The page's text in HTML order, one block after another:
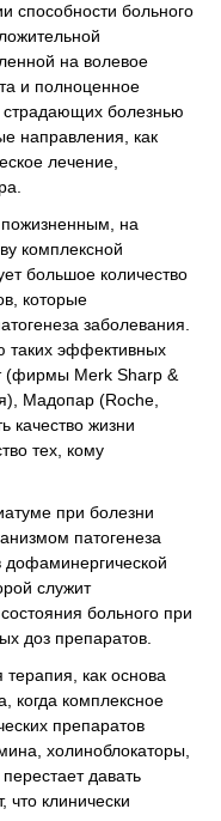
способности больного
на волевое
и полноценное
болезнью
направления, как
лечение,
на
комплексной
большое количество
которые
заболевания.
таких эффективных
(фирмы Merk Sharp &
Мадопар (Roche,
качество жизни
тех, кому
при болезни
патогенеза
служит
больного при
доз препаратов.
как основа
когда комплексное
препаратов
холиноблокаторы,
давать
клинически